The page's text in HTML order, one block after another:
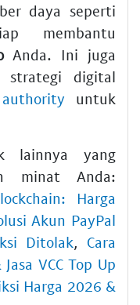
daya seperti
membantu
Anda. Ini juga
strategi digital
untuk
lainnya yang
minat Anda:
Harga
Akun PayPal
Ditolak, Cara
VCC Top Up
Harga 2026 &